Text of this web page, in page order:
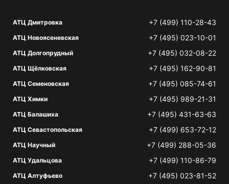
АТЦ Дмитровка +7 (499) 110-28-43
АТЦ Новоясеневская +7 (495) 023-10-01
АТЦ Долгопрудный +7 (495) 032-08-22
АТЦ Щёлковская +7 (495) 162-90-81
АТЦ Семеновская +7 (495) 085-74-61
АТЦ Химки +7 (495) 989-21-31
АТЦ Балашиха +7 (495) 431-63-63
АТЦ Севастопольская +7 (499) 653-72-12
АТЦ Научный +7 (499) 288-05-36
АТЦ Удальцова +7 (499) 110-86-79
АТЦ Алтуфьево +7 (495) 023-81-52